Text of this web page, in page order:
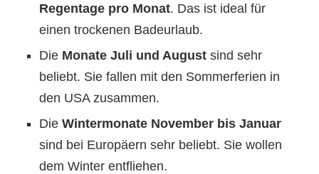
Regentage pro Monat. Das ist ideal für
einen trockenen Badeurlaub.
Die Monate Juli und August sind sehr
beliebt. Sie fallen mit den Sommerferien in
den USA zusammen.
Die Wintermonate November bis Januar
sind bei Europäern sehr beliebt. Sie wollen
dem Winter entfliehen.